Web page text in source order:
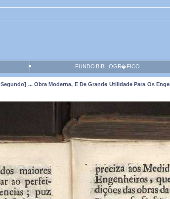
FUNDO BIBLIOGR�FICO
... Obra Moderna, E De Grande Utilidade Para Os